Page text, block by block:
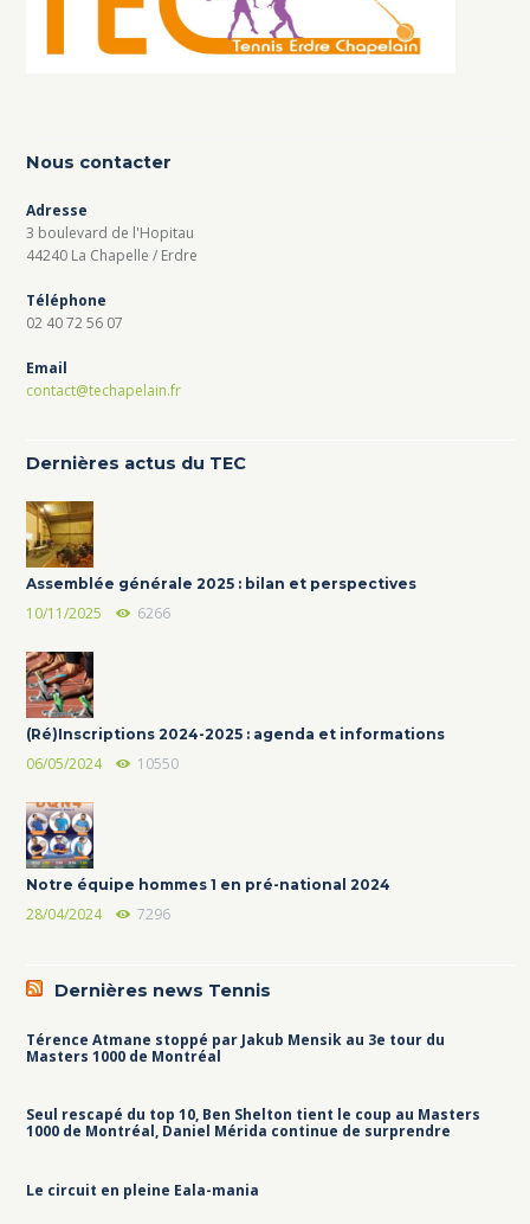
Nous contacter
Adresse
3 boulevard de l'Hopitau
44240 La Chapelle / Erdre
Téléphone
02 40 72 56 07
Email
contact@techapelain.fr
Dernières actus du TEC
Assemblée générale 2025 : bilan et perspectives
10/11/2025 6266
(Ré)Inscriptions 2024-2025 : agenda et informations
06/05/2024 10550
Notre équipe hommes 1 en pré-national 2024
28/04/2024 7296
Dernières news Tennis
Térence Atmane stoppé par Jakub Mensik au 3e tour du
Masters 1000 de Montréal
Seul rescapé du top 10, Ben Shelton tient le coup au Masters
1000 de Montréal, Daniel Mérida continue de surprendre
Le circuit en pleine Eala-mania